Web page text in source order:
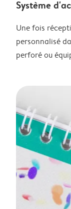
Système
Une fois
personnalisé
perforé ou